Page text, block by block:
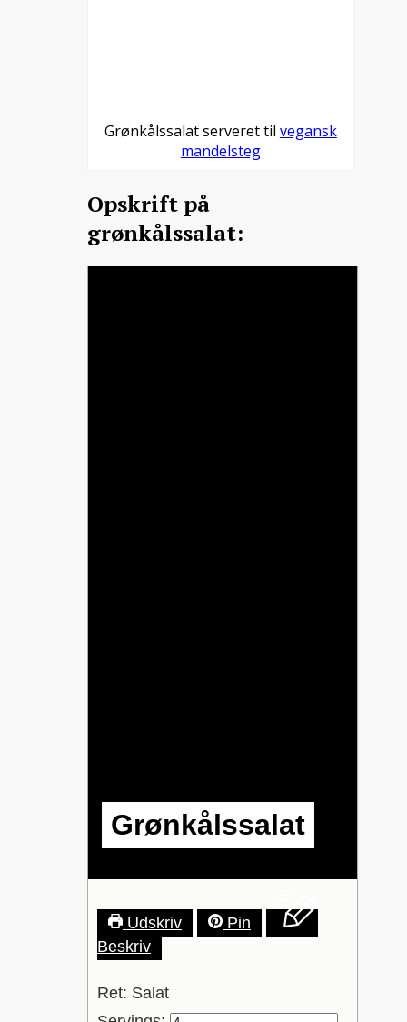
Grønkålssalat serveret til vegansk
mandelsteg
Opskrift på
grønkålssalat:
Grønkålssalat
Udskriv
Pin
Beskriv
Ret: Salat